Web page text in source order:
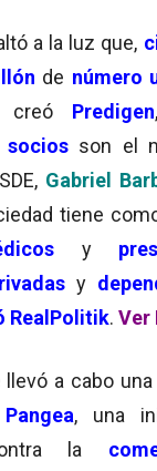
a la luz que,
de número
creó Predigen
socios son el
Gabriel
tiene
y
y
RealPolitik. Ver
llevó a cabo una
, una
la